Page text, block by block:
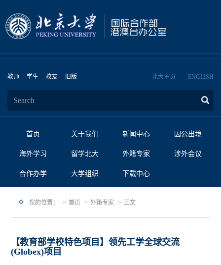
教师 学生 校友 旧版 北大主页 ENGLISH
首页 关于我们 新闻中心 因公出境
海外学习 留学北大 外籍专家 涉外会议
合作办学 大学组织 下载中心
您的位置： 首页 外籍专家 正文
【教育部学校特色项目】领先工学全球交流
(Globex)项目